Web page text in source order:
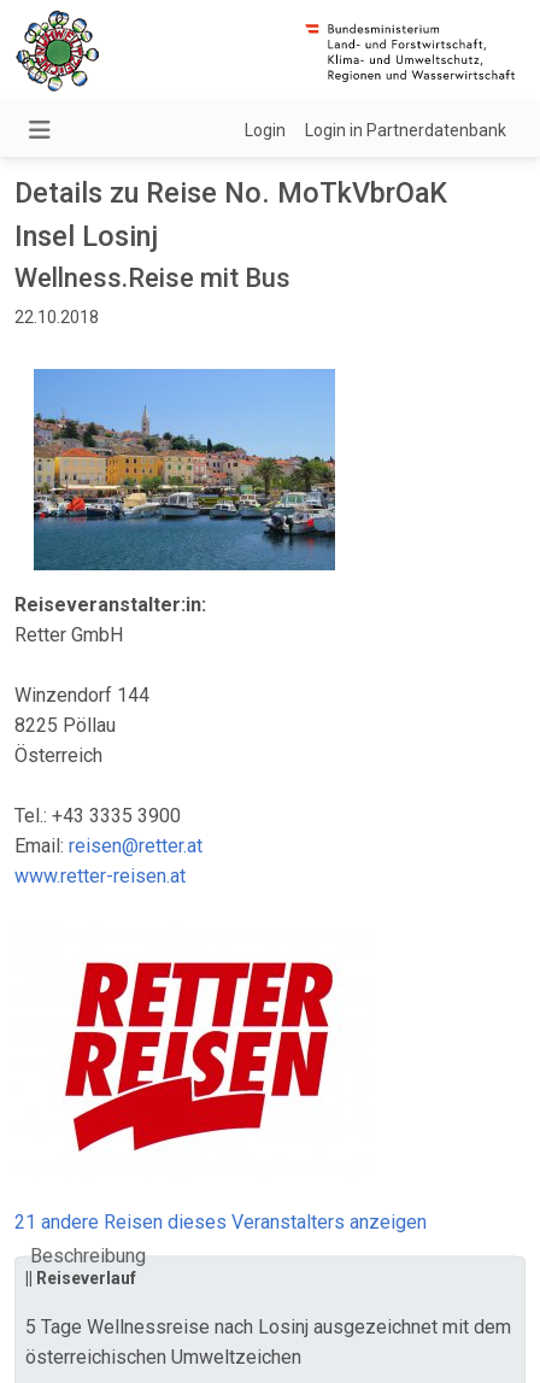
Login Login in Partnerdatenbank
Details zu Reise No. MoTkVbrOaK
Insel Losinj
Wellness.Reise mit Bus
22.10.2018
Reiseveranstalter:in:
Retter GmbH
Winzendorf 144
8225 Pöllau
Österreich
Tel.: +43 3335 3900
Email: reisen@retter.at
www.retter-reisen.at
21 andere Reisen dieses Veranstalters anzeigen
Beschreibung
|| Reiseverlauf
5 Tage Wellnessreise nach Losinj ausgezeichnet mit dem
österreichischen Umweltzeichen